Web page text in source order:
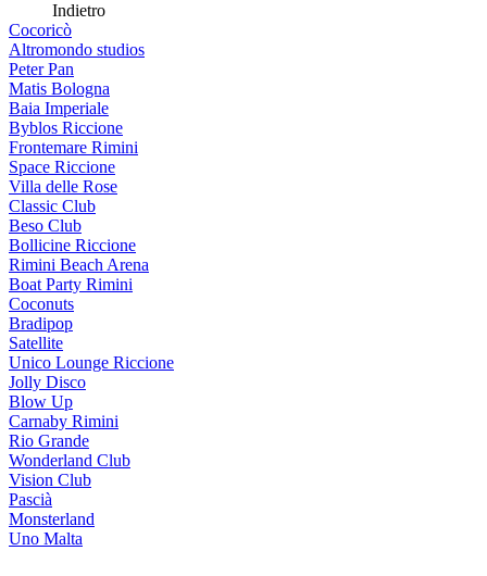
Indietro
Cocoricò
Altromondo studios
Peter Pan
Matis Bologna
Baia Imperiale
Byblos Riccione
Frontemare Rimini
Space Riccione
Villa delle Rose
Classic Club
Beso Club
Bollicine Riccione
Rimini Beach Arena
Boat Party Rimini
Coconuts
Bradipop
Satellite
Unico Lounge Riccione
Jolly Disco
Blow Up
Carnaby Rimini
Rio Grande
Wonderland Club
Vision Club
Pascià
Monsterland
Uno Malta